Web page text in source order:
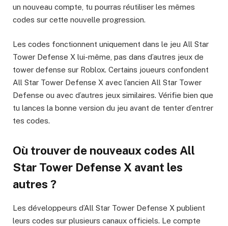
un nouveau compte, tu pourras réutiliser les mêmes
codes sur cette nouvelle progression.
Les codes fonctionnent uniquement dans le jeu All Star
Tower Defense X lui-même, pas dans d’autres jeux de
tower defense sur Roblox. Certains joueurs confondent
All Star Tower Defense X avec l’ancien All Star Tower
Defense ou avec d’autres jeux similaires. Vérifie bien que
tu lances la bonne version du jeu avant de tenter d’entrer
tes codes.
Où trouver de nouveaux codes All
Star Tower Defense X avant les
autres ?
Les développeurs d’All Star Tower Defense X publient
leurs codes sur plusieurs canaux officiels. Le compte